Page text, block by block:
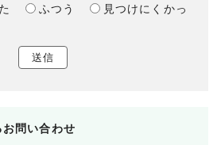
ふつう
見つけにくかっ
送信
お問い合わせ